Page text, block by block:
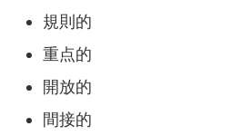
規則的
重点的
開放的
間接的